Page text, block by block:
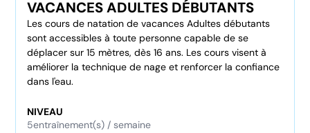
VACANCES ADULTES DÉBUTANTS
Les cours de natation de vacances Adultes débutants
sont accessibles à toute personne capable de se
déplacer sur 15 mètres, dès 16 ans. Les cours visent à
améliorer la technique de nage et renforcer la confiance
dans l'eau.
NIVEAU
5entraînement(s) / semaine